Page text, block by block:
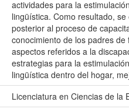
actividades para la
lingüística. Como resultado,
posterior al proceso de
conocimiento de los padres de
aspectos referidos a la
estrategias para la
lingüística dentro del hogar,
Licenciatura en Ciencias de la